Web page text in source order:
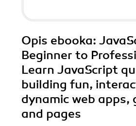
Opis ebooka:
Beginner to
Learn JavaScript
building fun,
dynamic web apps,
and pages